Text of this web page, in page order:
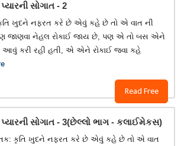
પ્યારની સોગાત - 2
Read Free
ખુદને નફરત કરે છે એવું કહે છે તો એ વાત ની
જાણવા નેહલ રોકાઈ જાય છે, પણ એ તો બસ એને
આવું કરી રહી હતી, એ એને રોકાઈ જવા કહે
પ્યારની સોગાત - 3(છેલ્લો ભાગ - કલાઈમેકસ)
કૃતિ ખુદને નફરત કરે છે એવું કહે છે તો એ વાત